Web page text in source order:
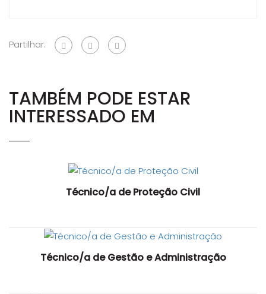
Partilhar:
TAMBÉM PODE ESTAR
INTERESSADO EM
Técnico/a de Proteção Civil
Técnico/a de Gestão e Administração